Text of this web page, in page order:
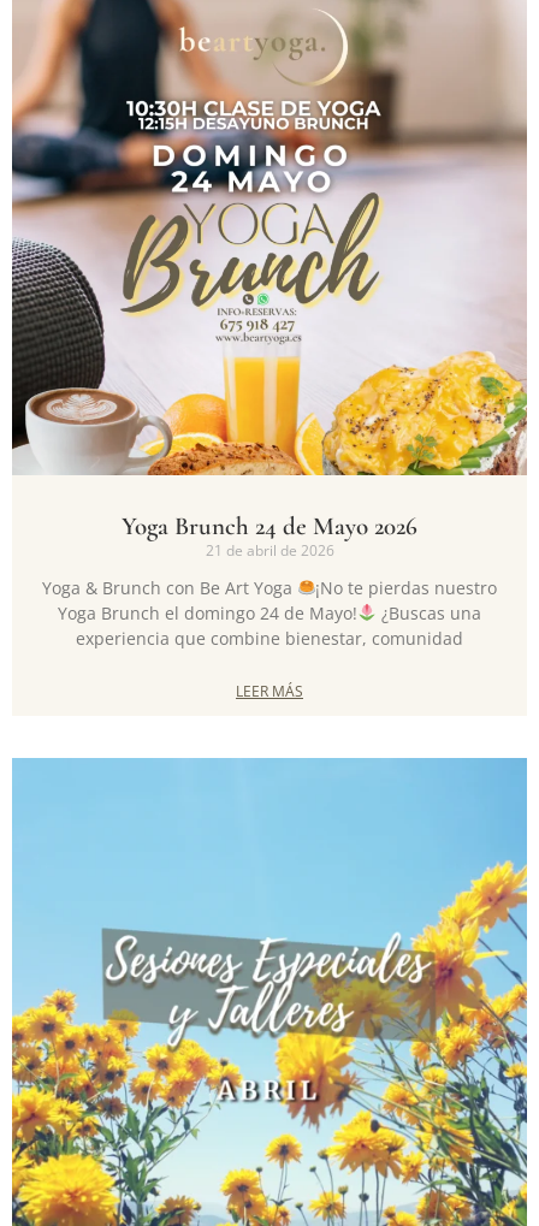
Yoga Brunch 24 de Mayo 2026
21 de abril de 2026
Yoga & Brunch con Be Art Yoga
¡No te pierdas nuestro
Yoga Brunch el domingo 24 de Mayo!
¿Buscas una
experiencia que combine bienestar, comunidad
LEER MÁS